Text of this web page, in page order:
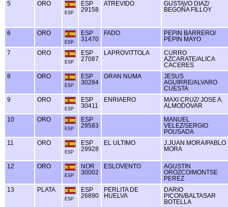
5 ORO
ESP
ESP
29158
ATREVIDO
GUSTAVO DIAZ/
BEGOÑA FILLOY
6 ORO
ESP
ESP
31470
FADO
PEPIN BARRERO/
PEPIN MAYO
7 ORO
ESP
ESP
27087
LAPROVITTOLA
CURRO
AZCARATE/ALICA
CACERES
8
ORO
ESP
ESP
30284
GRAN NUMA
JESUS
AGUIRRE/ALVARO
CUESTA
9
ORO
ESP
ESP
30411
ENRIAERO
MAXI CRUZ/ JOSE A.
ALMODOVAR
10 ORO
ESP
ESP
29583
MANUEL
VELEZ/SERGIO
POUSADA
11
ORO
ESP
ESP
29928
EL ULTIMO
J.JUAN MORA/PABLO
MORA
12 ORO
ESP
NOR
30002
ESLOVENTO
AGUSTIN
OROZCO/MONTSE
PEREZ
13
PLATA
ESP
ESP
26890
PERLITA DE
HUELVA
DARIO
PICON/BALTASAR
BOTELLA